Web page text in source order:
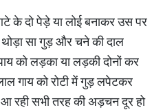
के दो पेड़े या लोई बनाकर उस पर
थोड़ा सा गुड़ और चने की दाल
को लड़का या लड़की दोनों कर
गाय को रोटी में गुड़ लपेटकर
रही सभी तरह की अड़चन दूर हो